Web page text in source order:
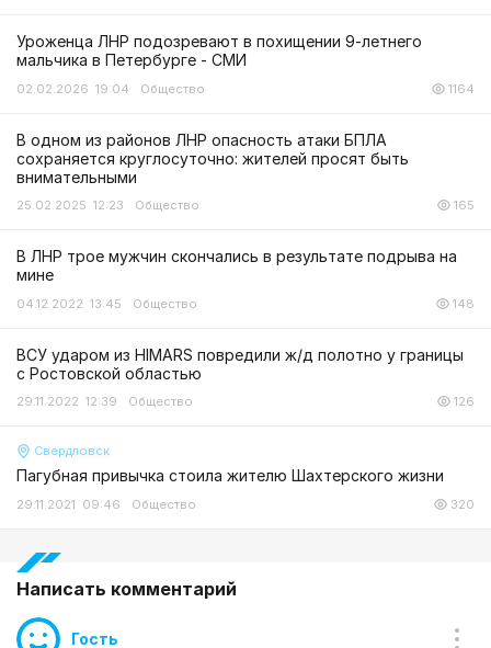
Уроженца ЛНР подозревают в похищении 9-летнего
мальчика в Петербурге - СМИ
02.02.2026 19:04 Общество 1164
В одном из районов ЛНР опасность атаки БПЛА
сохраняется круглосуточно: жителей просят быть
внимательными
25.02.2025 12:23 Общество 165
В ЛНР трое мужчин скончались в результате подрыва на
мине
04.12.2022 13:45 Общество 148
ВСУ ударом из HIMARS повредили ж/д полотно у границы
с Ростовской областью
29.11.2022 12:39 Общество 126
Свердловск
Пагубная привычка стоила жителю Шахтерского жизни
29.11.2021 09:46 Общество 320
Написать комментарий
Гость